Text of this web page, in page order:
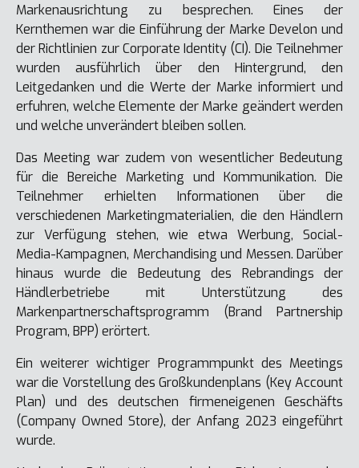
Markenausrichtung zu besprechen. Eines der
Kernthemen war die Einführung der Marke Develon und
der Richtlinien zur Corporate Identity (CI). Die Teilnehmer
wurden ausführlich über den Hintergrund, den
Leitgedanken und die Werte der Marke informiert und
erfuhren, welche Elemente der Marke geändert werden
und welche unverändert bleiben sollen.
Das Meeting war zudem von wesentlicher Bedeutung
für die Bereiche Marketing und Kommunikation. Die
Teilnehmer erhielten Informationen über die
verschiedenen Marketingmaterialien, die den Händlern
zur Verfügung stehen, wie etwa Werbung, Social-
Media-Kampagnen, Merchandising und Messen. Darüber
hinaus wurde die Bedeutung des Rebrandings der
Händlerbetriebe mit Unterstützung des
Markenpartnerschaftsprogramm (Brand Partnership
Program, BPP) erörtert.
Ein weiterer wichtiger Programmpunkt des Meetings
war die Vorstellung des Großkundenplans (Key Account
Plan) und des deutschen firmeneigenen Geschäfts
(Company Owned Store), der Anfang 2023 eingeführt
wurde.